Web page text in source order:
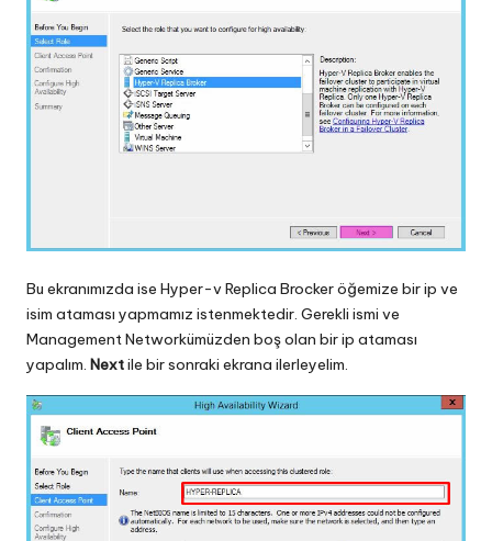
Bu ekranımızda ise Hyper-v Replica Brocker öğemize bir ip ve
isim ataması yapmamız istenmektedir. Gerekli ismi ve
Management Networkümüzden boş olan bir ip ataması
yapalım. Nextile bir sonraki ekrana ilerleyelim.